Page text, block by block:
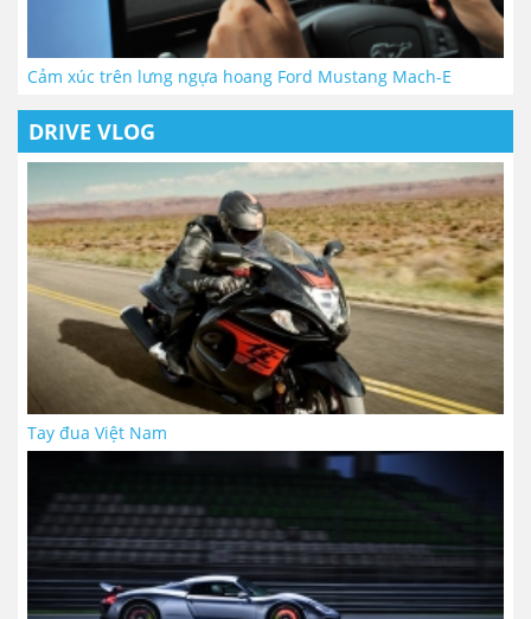
Cảm xúc trên lưng ngựa hoang Ford Mustang Mach-E
DRIVE VLOG
Tay đua Việt Nam